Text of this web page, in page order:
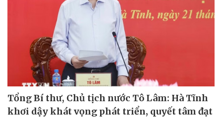
Tổng Bí thư, Chủ tịch nước Tô Lâm: Hà Tĩnh
khơi dậy khát vọng phát triển, quyết tâm đạt